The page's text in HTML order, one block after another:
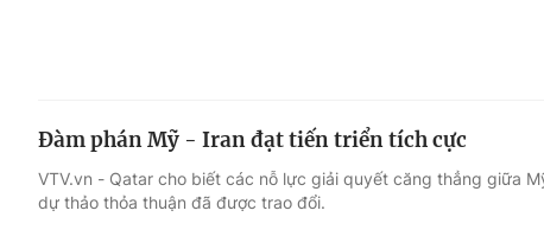
Điện ảnh
Âm nhạc
Sao
Du lịch
Làm đẹp
Đàm phán Mỹ - Iran đạt tiến triển tích cực
VTV.vn - Qatar cho biết các nỗ lực giải quyết căng thẳng giữa
dự thảo thỏa thuận đã được trao đổi.